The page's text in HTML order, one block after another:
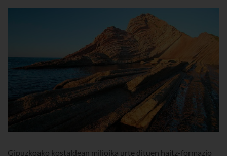
Gipuzkoako kostaldean milioika urte dituen haitz-formazio